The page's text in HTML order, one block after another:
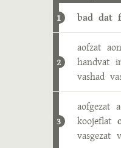
1 bad dat
2
aofzat
handvat
vashad
3
aofgezat
koojeflat
vasgezat